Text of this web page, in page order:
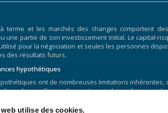
utilise des cookies.
terme et les marchés des changes comportent
une partie de son investissement initial. Le capital-
pour la négociation et seules les personnes
des résultats futurs.
hypothétiques
ont de nombreuses limitations
des profits ou des pertes similaires à ceux
obtenus par la suite par un programme de
du recul. De plus, la négociation